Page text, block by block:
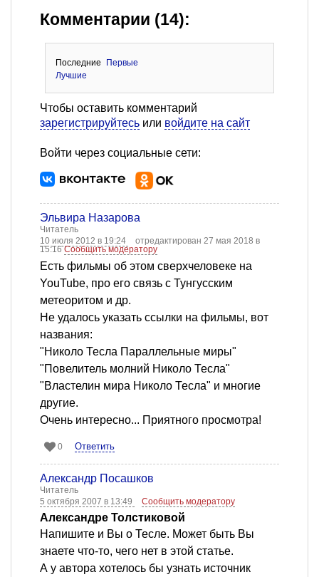
Комментарии (14):
Последние
Первые
Лучшие
Чтобы оставить комментарий
зарегистрируйтесь или войдите на сайт
Войти через социальные сети:
Эльвира Назарова
Читатель
10 июля 2012 в 19:24
отредактирован 27 мая 2018 в
15:16Сообщить модератору
Есть фильмы об этом сверхчеловеке на
YouTube, про его связь с Тунгусским
метеоритом и др.
Не удалось указать ссылки на фильмы, вот
названия:
"Николо Тесла Параллельные миры"
"Повелитель молний Николо Тесла"
"Властелин мира Николо Тесла" и многие
другие.
Очень интересно... Приятного просмотра!
0 Ответить
Александр Посашков
Читатель
5 октября 2007 в 13:49
Сообщить модератору
Александре Толстиковой
Напишите и Вы о Тесле. Может быть Вы
знаете что-то, чего нет в этой статье.
А у автора хотелось бы узнать источник